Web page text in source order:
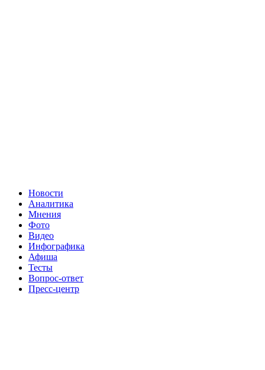
Новости
Аналитика
Мнения
Фото
Видео
Инфографика
Афиша
Тесты
Вопрос-ответ
Пресс-центр